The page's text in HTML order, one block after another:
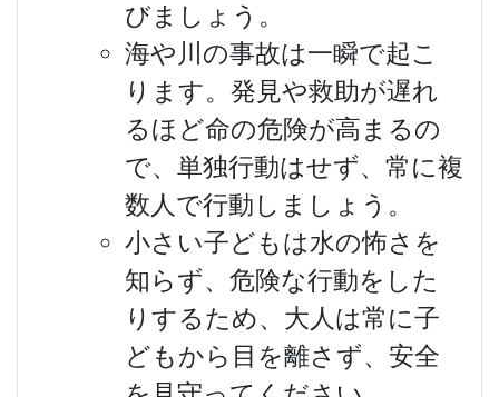
びましょう。
海や川の事故は一瞬で起こ
ります。発見や救助が遅れ
るほど命の危険が高まるの
で、単独行動はせず、常に複
数人で行動しましょう。
小さい子どもは水の怖さを
知らず、危険な行動をした
りするため、大人は常に子
どもから目を離さず、安全